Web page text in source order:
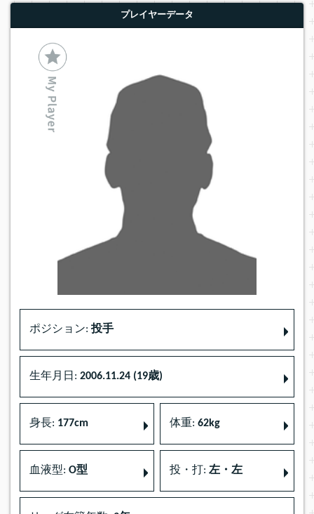
プレイヤーデータ
ポジション: 投手
生年月日: 2006.11.24 (19歳)
身長: 177cm 体重: 62kg
血液型: O型 投・打: 左・左